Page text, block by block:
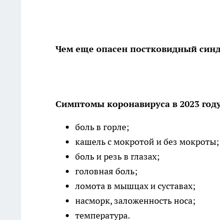
Чем еще опасен постковидный
Симптомы коронавируса в 2023
боль в горле;
кашель с мокротой и без мокроты;
боль и резь в глазах;
головная боль;
ломота в мышцах и суставах;
насморк, заложенность носа;
температура.